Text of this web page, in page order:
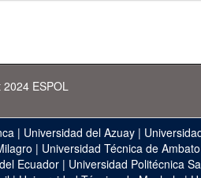
ESPOL
| Universidad del Azuay |
| Universidad Técnica de Ambato
Ecuador| Universidad Politécnica